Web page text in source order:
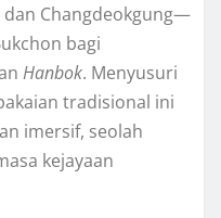
Changdeokgung—
bagi
Hanbok. Menyusuri
tradisional ini
imersif, seolah
kejayaan